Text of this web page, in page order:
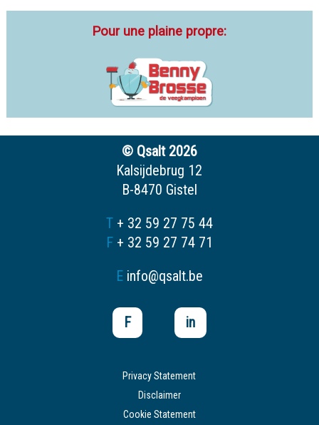
Pour une plaine propre:
© Qsalt 2026
Kalsijdebrug 12
B-8470 Gistel
T + 32 59 27 75 44
F+ 32 59 27 74 71
E info@qsalt.be
F in
Privacy Statement
Disclaimer
Cookie Statement